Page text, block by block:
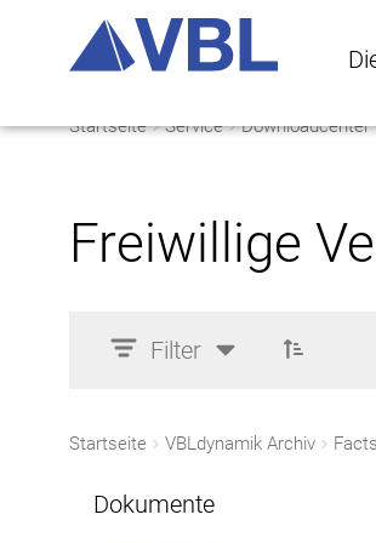
Startseite Service Downloadcenter
Freiwillige
Filter
Startseite VBLdynamik Archiv
Dokumente